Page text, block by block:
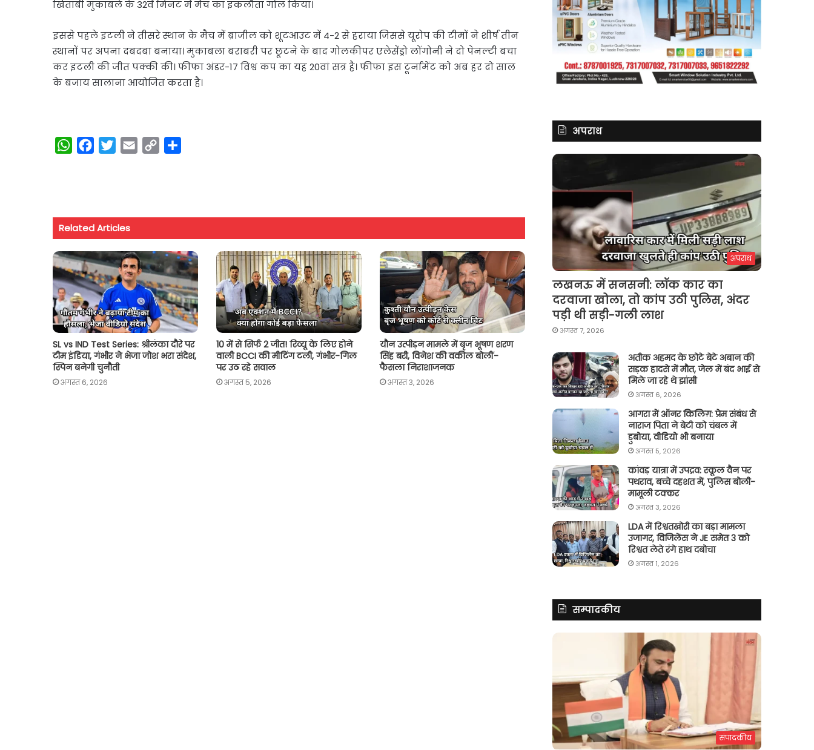
खिताबी मुकाबले के 32वें मिनट में मैच का इकलौता गोल किया।
इससे पहले इटली ने तीसरे स्थान के मैच में ब्राजील को शूटआउट में 4-2 से हराया जिससे यूरोप की टीमों ने शीर्ष तीन
स्थानों पर अपना दबदबा बनाया। मुकाबला बराबरी पर छूटने के बाद गोलकीपर एलेसेंड्रो लोंगोनी ने दो पेनल्टी बचा
कर इटली की जीत पक्की की। फीफा अंडर-17 विश्व कप का यह 20वां सत्र है। फीफा इस टूर्नामेंट को अब हर दो साल
के बजाय सालाना आयोजित करता है।
W
A
p
o
k
e
k
Related Articles
SL vs IND Test Series: श्रीलंका दौरे पर
टीम इंडिया, गंभीर ने भेजा जोश भरा संदेश,
स्पिन बनेगी चुनौती
अगस्त 6, 2026
10 में से सिर्फ 2 जीत! रिव्यू के लिए होने
वाली BCCI की मीटिंग टली, गंभीर-गिल
पर उठ रहे सवाल
अगस्त 5, 2026
यौन उत्पीड़न मामले में बृज भूषण शरण
सिंह बरी, विनेश की वकील बोलीं-
फैसला निराशाजनक
अगस्त 3, 2026
अपराध
अपराध
लखनऊ में सनसनी: लॉक कार का
दरवाजा खोला, तो कांप उठी पुलिस, अंदर
पड़ी थी सड़ी-गली लाश
अगस्त 7, 2026
अतीक अहमद के छोटे बेटे अबान की
सड़क हादसे में मौत, जेल में बंद भाई से
मिले जा रहे थे झांसी
अगस्त 6, 2026
आगरा में ऑनर किलिग़: प्रेम संबंध से
नाराज पिता ने बेटी को चंबल में
डुबोया, वीडियो भी बनाया
अगस्त 5, 2026
कांवड़ यात्रा में उपद्रव: स्कूल वैन पर
पथराव, बच्चे दहशत में, पुलिस बोली-
मामूली टक्कर
अगस्त 3, 2026
LDA में रिश्वतखोरी का बड़ा मामला
उजागर, विजिलेंस ने JE समेत 3 को
रिश्वत लेते रंगे हाथ दबोचा
अगस्त 1, 2026
सम्पादकीय
संपादकीय